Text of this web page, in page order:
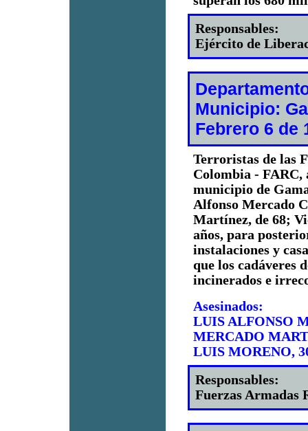
Responsables:
Ejército de
Municipio:
Febrero 6 de
Terroristas de las
Colombia - FARC,
municipio de
Alfonso Mercado
Martínez, de 68;
años, para
instalaciones y
que los cadáveres
incinerados e
Asesinados:
LUIS ALFONSO
MERCADO
LUIS MORENO,
Responsables:
Fuerzas Armadas